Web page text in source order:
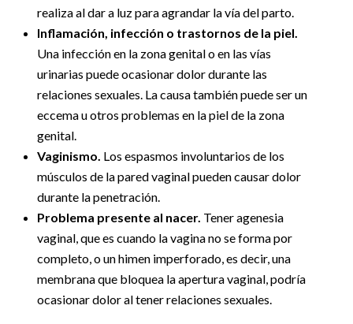
realiza al dar a luz para agrandar la vía del parto.
Inflamación, infección o trastornos de la piel.
Una infección en la zona genital o en las vías
urinarias puede ocasionar dolor durante las
relaciones sexuales. La causa también puede ser un
eccema u otros problemas en la piel de la zona
genital.
Vaginismo. Los espasmos involuntarios de los
músculos de la pared vaginal pueden causar dolor
durante la penetración.
Problema presente al nacer. Tener agenesia
vaginal, que es cuando la vagina no se forma por
completo, o un himen imperforado, es decir, una
membrana que bloquea la apertura vaginal, podría
ocasionar dolor al tener relaciones sexuales.